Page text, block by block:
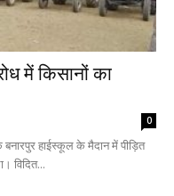
में किसानों का
0
हाईस्कूल के मैदान में पीड़ित
विदित...